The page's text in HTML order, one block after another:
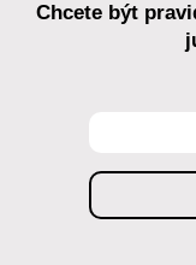
Chcete být